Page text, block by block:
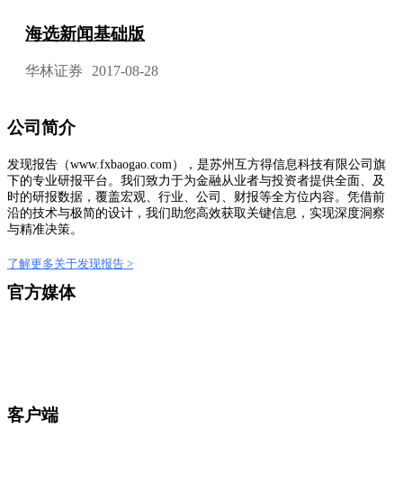
海选新闻基础版
华林证券 2017-08-28
公司简介
发现报告（www.fxbaogao.com），是苏州互方得信息科技有限公司旗
下的专业研报平台。我们致力于为金融从业者与投资者提供全面、及
时的研报数据，覆盖宏观、行业、公司、财报等全方位内容。凭借前
沿的技术与极简的设计，我们助您高效获取关键信息，实现深度洞察
与精准决策。
了解更多关于发现报告 >
官方媒体
客户端